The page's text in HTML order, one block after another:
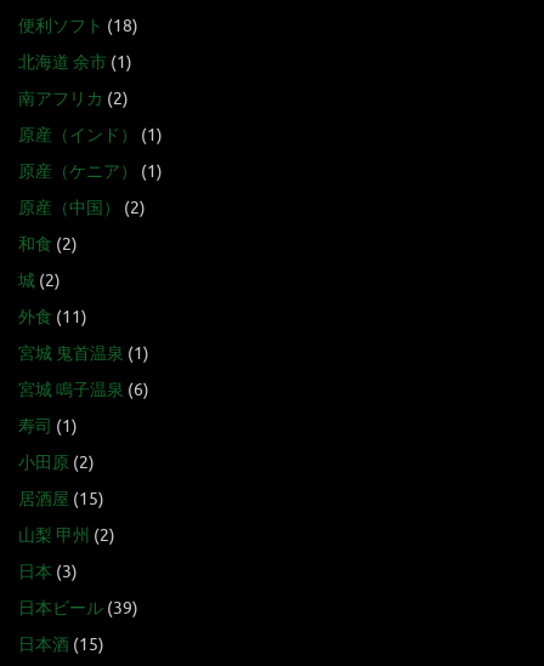
便利ソフト (18)
北海道 余市 (1)
南アフリカ (2)
原産（インド）
(1)
原産（ケニア）
(1)
原産（中国）
(2)
和食 (2)
城 (2)
外食 (11)
宮城 鬼首温泉 (1)
宮城 鳴子温泉 (6)
寿司 (1)
小田原 (2)
居酒屋 (15)
山梨 甲州 (2)
日本 (3)
日本ビール (39)
日本酒 (15)